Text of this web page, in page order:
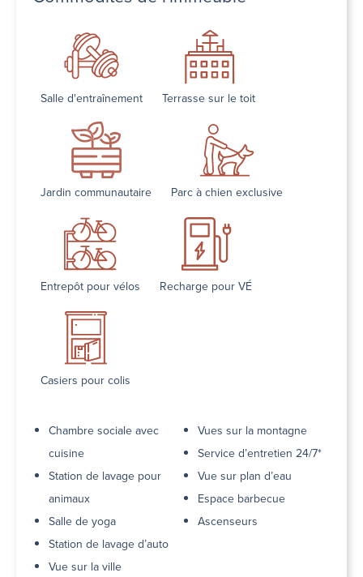
Salle d'entraînement Terrasse sur le toit
Jardin communautaire Parc à chien exclusive
Entrepôt pour vélos Recharge pour VÉ
Casiers pour colis
Chambre sociale avec
cuisine
Station de lavage pour
animaux
Salle de yoga
Station de lavage d’auto
Vue sur la ville
Vues sur la montagne
Service d’entretien 24/7*
Vue sur plan d’eau
Espace barbecue
Ascenseurs